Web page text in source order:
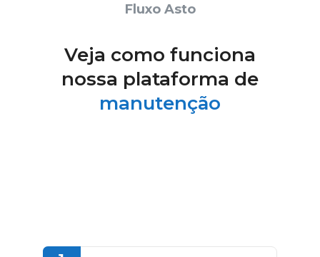
Fluxo Asto
Veja como funciona
nossa plataforma de
manutenção